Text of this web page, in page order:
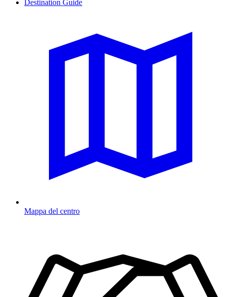
Destination Guide
Mappa del centro